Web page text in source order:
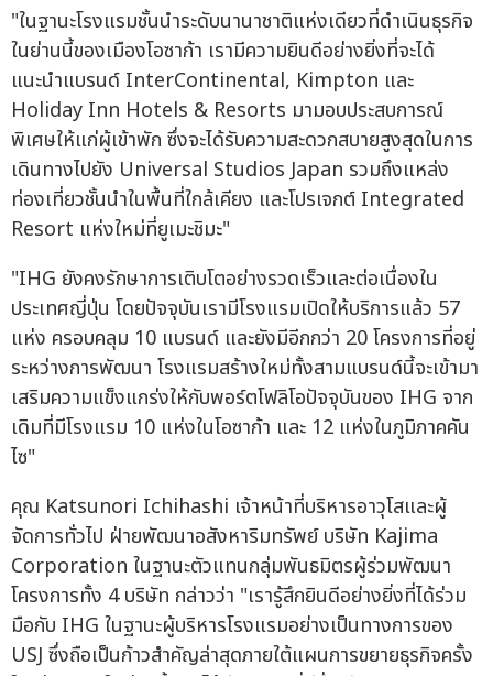
"ในฐานะโรงแรมชั้นนำระดับนานาชาติแห่งเดียวที่ดำเนินธุรกิจ
ในย่านนี้ของเมืองโอซาก้า เรามีความยินดีอย่างยิ่งที่จะได้
แนะนำแบรนด์ InterContinental, Kimpton และ
Holiday Inn Hotels & Resorts มามอบประสบการณ์
พิเศษให้แก่ผู้เข้าพัก ซึ่งจะได้รับความสะดวกสบายสูงสุดในการ
เดินทางไปยัง Universal Studios Japan รวมถึงแหล่ง
ท่องเที่ยวชั้นนำในพื้นที่ใกล้เคียง และโปรเจกต์ Integrated
Resort แห่งใหม่ที่ยูเมะชิมะ"
"IHG ยังคงรักษาการเติบโตอย่างรวดเร็วและต่อเนื่องใน
ประเทศญี่ปุ่น โดยปัจจุบันเรามีโรงแรมเปิดให้บริการแล้ว 57
แห่ง ครอบคลุม 10 แบรนด์ และยังมีอีกกว่า 20 โครงการที่อยู่
ระหว่างการพัฒนา โรงแรมสร้างใหม่ทั้งสามแบรนด์นี้จะเข้ามา
เสริมความแข็งแกร่งให้กับพอร์ตโฟลิโอปัจจุบันของ IHG จาก
เดิมที่มีโรงแรม 10 แห่งในโอซาก้า และ 12 แห่งในภูมิภาคคัน
ไซ"
คุณ Katsunori Ichihashi เจ้าหน้าที่บริหารอาวุโสและผู้
จัดการทั่วไป ฝ่ายพัฒนาอสังหาริมทรัพย์ บริษัท Kajima
Corporation ในฐานะตัวแทนกลุ่มพันธมิตรผู้ร่วมพัฒนา
โครงการทั้ง 4 บริษัท กล่าวว่า "เรารู้สึกยินดีอย่างยิ่งที่ได้ร่วม
มือกับ IHG ในฐานะผู้บริหารโรงแรมอย่างเป็นทางการของ
USJ ซึ่งถือเป็นก้าวสำคัญล่าสุดภายใต้แผนการขยายธุรกิจครั้ง